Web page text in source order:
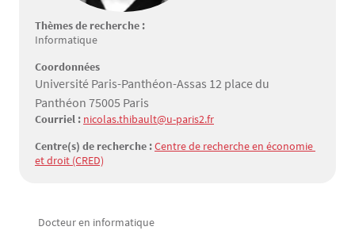
Thèmes de recherche :
Informatique
Coordonnées
Université Paris-Panthéon-Assas 12 place du
Panthéon 75005 Paris
Courriel : nicolas.thibault@u-paris2.fr
Centre(s) de recherche :Centre de recherche en économie
et droit (CRED)
Texte
Docteur en informatique